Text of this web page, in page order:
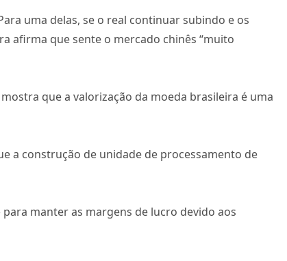
uma delas, se o real continuar subindo e os
afirma que sente o mercado chinês “muito
que a valorização da moeda brasileira é uma
a construção de unidade de processamento de
manter as margens de lucro devido aos